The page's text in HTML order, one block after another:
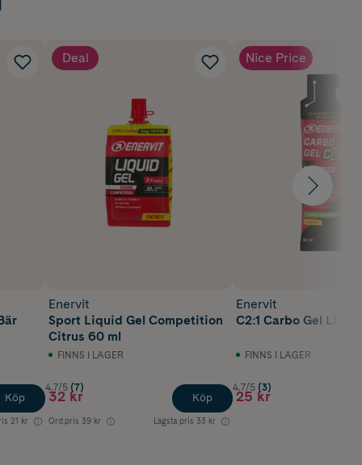
21 kr
Köp
Deal
Enervit
Sport Liquid Gel Competition
Citrus 60 ml
FINNS I LAGER
4.7/5 (7)
32 kr
Ord.pris 39 kr Lägsta pris 33 kr
Köp
Nice Price
Enervit
C2:1 Carbo Gel Lime
FINNS I LAGER
4.7/5 (3)
25 kr